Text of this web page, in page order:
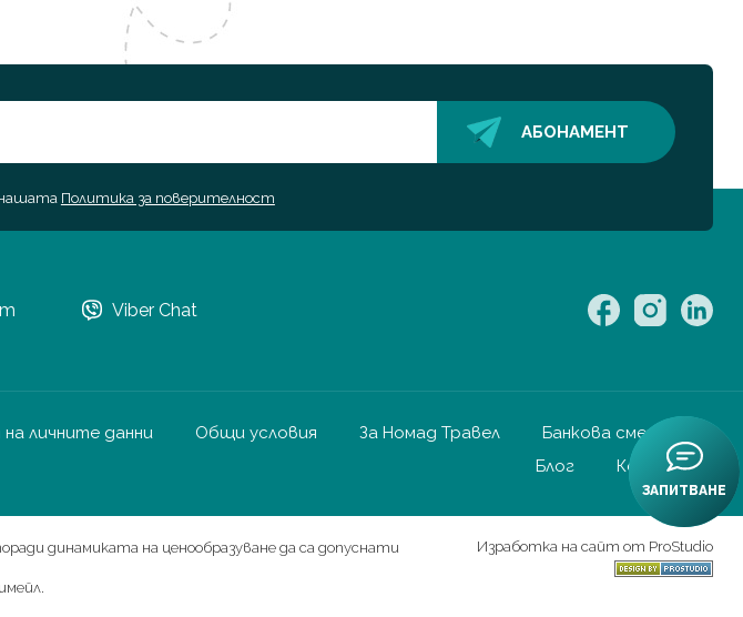
Политика за поверителност
ЗАПИТВАНЕ
Viber Chat
личните данни Общи условия За Номад Травел
Банкова сметка
Блог
Контакти
динамиката на ценообразуване да са допуснати
Изработка на сайт от ProStudio